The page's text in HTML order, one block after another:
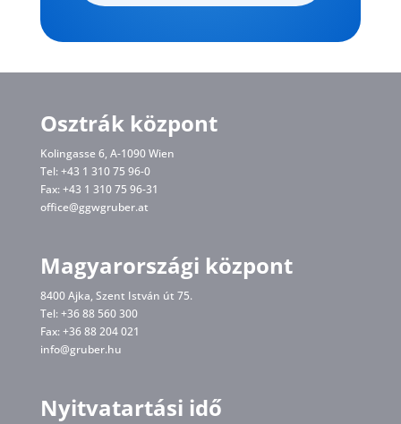
Osztrák központ
Kolingasse 6, A-1090 Wien
Tel: +43 1 310 75 96-0
Fax: +43 1 310 75 96-31
office@ggwgruber.at
Magyarországi központ
8400 Ajka, Szent István út 75.
Tel: +36 88 560 300
Fax: +36 88 204 021
info@gruber.hu
Nyitvatartási idő